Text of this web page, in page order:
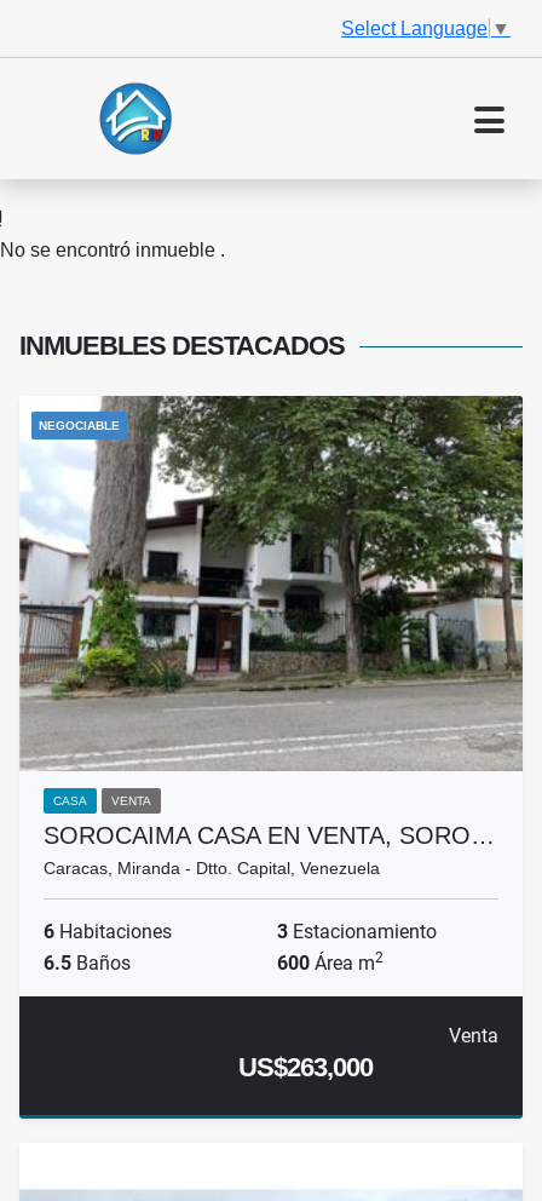
Select Language ▼
No se encontró inmueble .
INMUEBLES DESTACADOS
NEGOCIABLE
CASA VENTA
SOROCAIMA CASA EN VENTA, SORO…
Caracas, Miranda - Dtto. Capital, Venezuela
6 Habitaciones 3 Estacionamiento
6.5 Baños 600 Área m2
Venta
US$263,000